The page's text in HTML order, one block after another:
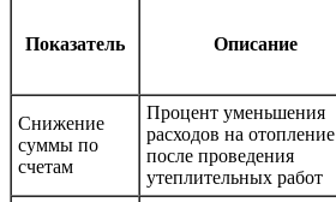
Показатель Описание
Снижение
суммы по
счетам
Процент уменьшения
расходов на отопление
после проведения
утеплительных работ